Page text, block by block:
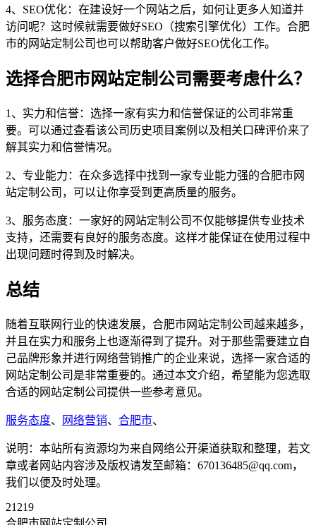
4、SEO优化：在建设好一个网站之后，如何让更多人知道并
访问呢？这时候就需要做好SEO（搜索引擎优化）工作。合肥
市的网站定制公司也可以帮助客户做好SEO优化工作。
选择合肥市网站定制公司需要考虑什么？
1、实力和信誉：选择一家有实力和信誉保证的公司非常重
要。可以通过查看该公司历史项目案例以及相关口碑评价来了
解其实力和信誉情况。
2、专业能力：在众多选择中找到一家专业能力强的合肥市网
站定制公司，可以让你享受到更高质量的服务。
3、服务态度：一家好的网站定制公司不仅能够提供专业技术
支持，还需要有良好的服务态度。这样才能保证在使用过程中
出现问题时得到及时解决。
总结
随着互联网行业的快速发展，合肥市网站定制公司越来越多，
并且在实力和服务上也逐渐得到了提升。对于那些需要建立自
己品牌形象并进行网络营销推广的企业来说，选择一家合适的
网站定制公司是非常重要的。通过本文介绍，希望能为您选取
合适的网站定制公司提供一些参考意见。
服务态度、 网络营销、 合肥市、
说明：本站所有资源均为来自网络公开渠道获取和整理，若文
章或者网站内容涉及版权请发至邮箱：670136485@qq.com，
我们以便及时处理。
21219